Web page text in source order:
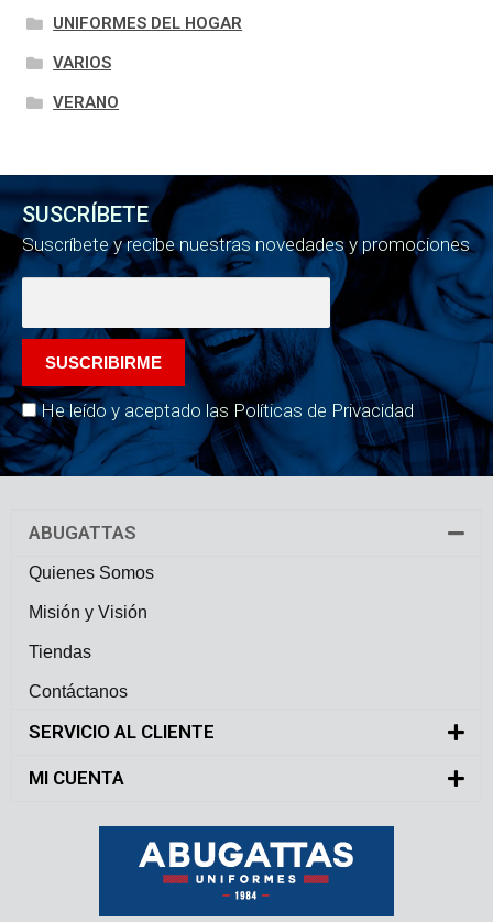
UNIFORMES DEL HOGAR
VARIOS
VERANO
SUSCRÍBETE
Suscríbete y recibe nuestras novedades y promociones
He leído y aceptado las Políticas de Privacidad
ABUGATTAS
Quienes Somos
Misión y Visión
Tiendas
Contáctanos
SERVICIO AL CLIENTE
MI CUENTA